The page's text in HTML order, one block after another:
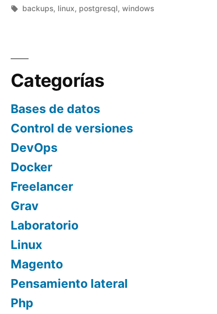
en
Etiquetas:
backups, linux, postgresql, windows
Categorías
Bases de datos
Control de versiones
DevOps
Docker
Freelancer
Grav
Laboratorio
Linux
Magento
Pensamiento lateral
Php